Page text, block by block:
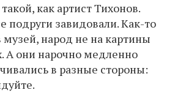
как артист Тихонов.
подруги завидовали. Как-то
народ не на картины
А они нарочно медленно
в разные стороны: